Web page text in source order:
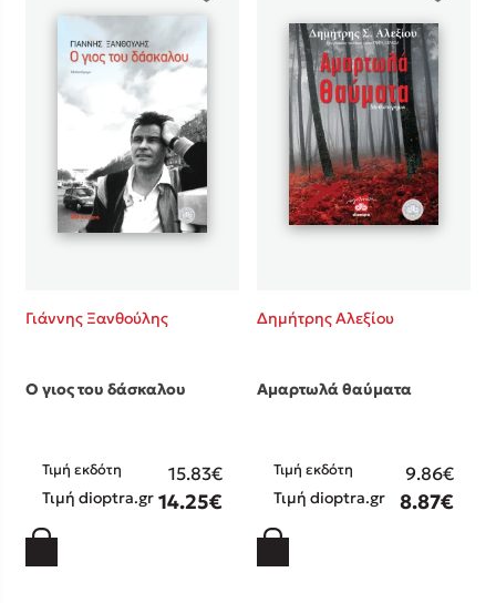
Γιάννης Ξανθούλης
Ο γιος του δάσκαλου
Τιμή εκδότη 15.83€
Τιμή dioptra.gr 14.25€
Δημήτρης Αλεξίου
Αμαρτωλά θαύματα
Τιμή εκδότη 9.86€
Τιμή dioptra.gr 8.87€